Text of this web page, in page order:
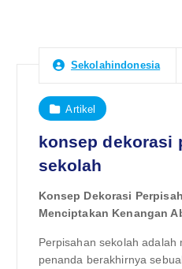
Sekolahindonesia
Artikel
konsep dekorasi
sekolah
Konsep Dekorasi
Menciptakan Kenangan
Perpisahan sekolah adalah
penanda berakhirnya